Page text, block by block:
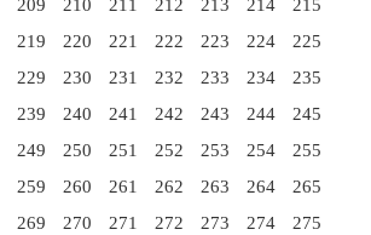
209 210 211 212 213 214
215
219 220 221 222 223 224
225
229 230 231 232 233 234
235
239 240 241 242 243 244
245
249 250 251 252 253 254
255
259 260 261 262 263 264
265
269 270 271 272 273 274
275